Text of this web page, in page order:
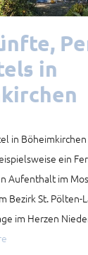
in
in
ein
Aufenthalt im
Bezirk St. Pölten-
im Herzen